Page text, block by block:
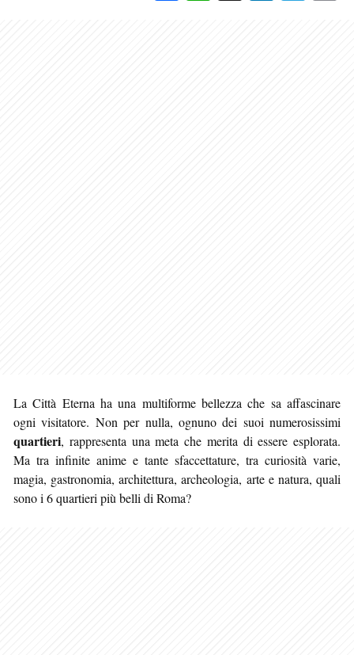
La Città Eterna ha una multiforme bellezza che sa affascinare
ogni visitatore. Non per nulla, ognuno dei suoi numerosissimi
quartieri, rappresenta una meta che merita di essere esplorata.
Ma tra infinite anime e tante sfaccettature, tra curiosità varie,
magia, gastronomia, architettura, archeologia, arte e natura, quali
sono i 6 quartieri più belli di Roma?